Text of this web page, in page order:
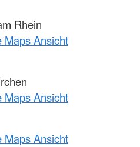
Rhein
Maps Ansicht
Maps Ansicht
Maps Ansicht